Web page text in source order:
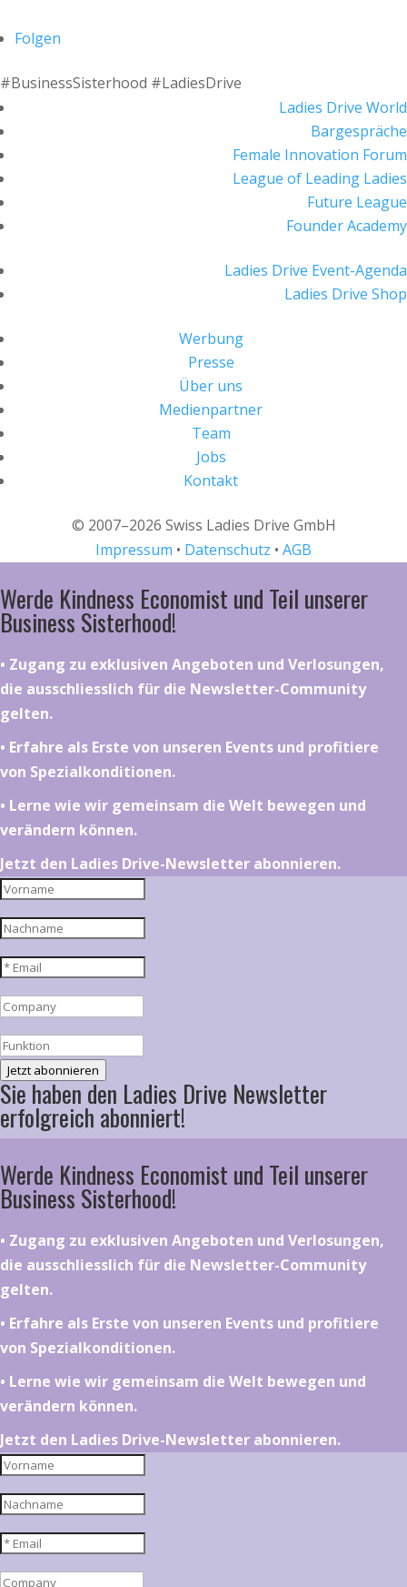
Folgen
#BusinessSisterhood #LadiesDrive
Ladies Drive World
Bargespräche
Female Innovation Forum
League of Leading Ladies
Future League
Founder Academy
Ladies Drive Event-Agenda
Ladies Drive Shop
Werbung
Presse
Über uns
Medienpartner
Team
Jobs
Kontakt
© 2007–2026 Swiss Ladies Drive GmbH
Impressum • Datenschutz • AGB
Werde Kindness Economist und Teil unserer
Business Sisterhood!
•⁠ ⁠⁠Zugang zu exklusiven Angeboten und Verlosungen,
die ausschliesslich für die Newsletter-Community
gelten.
•⁠ ⁠⁠Erfahre als Erste von unseren Events und profitiere
von Spezialkonditionen.
•⁠ ⁠⁠Lerne wie wir gemeinsam die Welt bewegen und
verändern können.
Jetzt den Ladies Drive-Newsletter abonnieren.
Jetzt abonnieren
Sie haben den Ladies Drive Newsletter
erfolgreich abonniert!
Werde Kindness Economist und Teil unserer
Business Sisterhood!
•⁠ ⁠⁠Zugang zu exklusiven Angeboten und Verlosungen,
die ausschliesslich für die Newsletter-Community
gelten.
•⁠ ⁠⁠Erfahre als Erste von unseren Events und profitiere
von Spezialkonditionen.
•⁠ ⁠⁠Lerne wie wir gemeinsam die Welt bewegen und
verändern können.
Jetzt den Ladies Drive-Newsletter abonnieren.